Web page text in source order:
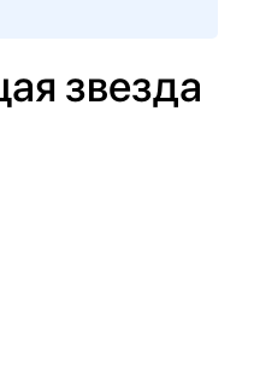
звезда